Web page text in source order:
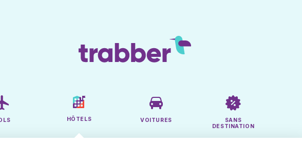
HÔTELS VOITURES
SANS
DESTINATION